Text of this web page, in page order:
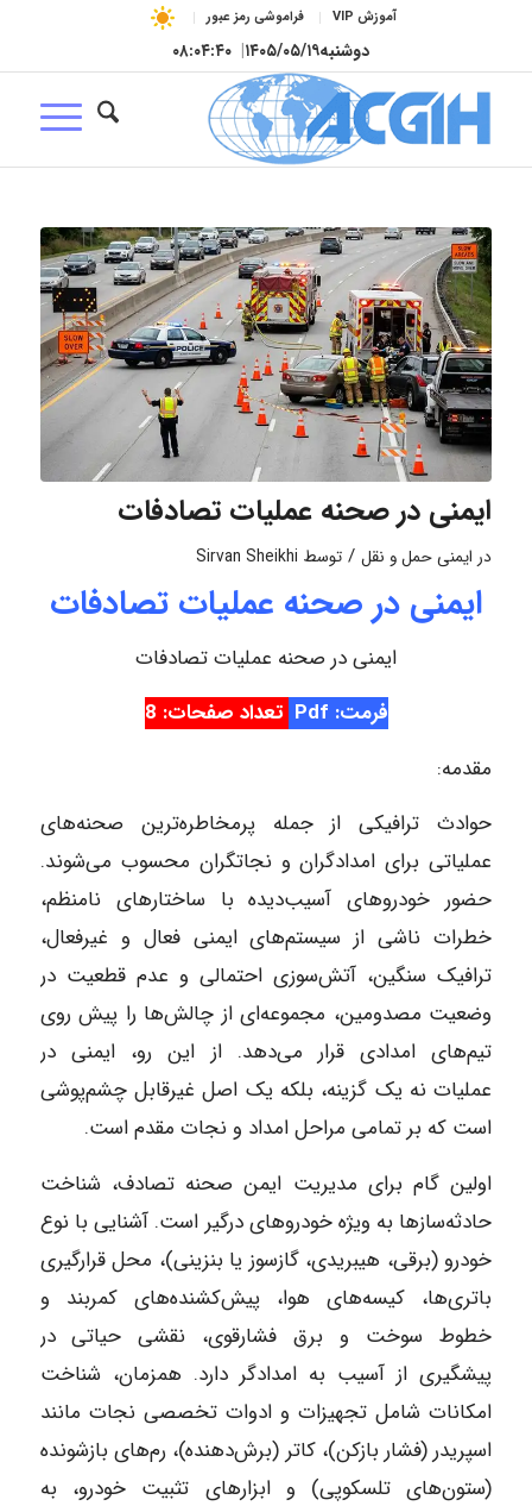
آموزش VIP فراموشی رمز عبور
دوشنبه۱۴۰۵/۰۵/۱۹| ۰۸:۰۴:۴۱
ایمنی در صحنه عملیات تصادفات
در ایمنی حمل و نقل / توسط Sirvan Sheikhi
ایمنی در صحنه عملیات تصادفات
ایمنی در صحنه عملیات تصادفات
فرمت: Pdf
تعداد صفحات: 8
مقدمه:
حوادث ترافیکی از جمله پرمخاطره‌ترین صحنه‌های
عملیاتی برای امدادگران و نجاتگران محسوب می‌شوند.
حضور خودروهای آسیب‌دیده با ساختارهای نامنظم،
خطرات ناشی از سیستم‌های ایمنی فعال و غیرفعال،
ترافیک سنگین، آتش‌سوزی احتمالی و عدم قطعیت در
وضعیت مصدومین، مجموعه‌ای از چالش‌ها را پیش روی
تیم‌های امدادی قرار می‌دهد. از این رو، ایمنی در
عملیات نه یک گزینه، بلکه یک اصل غیرقابل چشم‌پوشی
است که بر تمامی مراحل امداد و نجات مقدم است.
اولین گام برای مدیریت ایمن صحنه تصادف، شناخت
حادثه‌سازها به ویژه خودروهای درگیر است. آشنایی با نوع
خودرو (برقی، هیبریدی، گازسوز یا بنزینی)، محل قرارگیری
باتری‌ها، کیسه‌های هوا، پیش‌کشنده‌های کمربند و
خطوط سوخت و برق فشارقوی، نقشی حیاتی در
پیشگیری از آسیب به امدادگر دارد. همزمان، شناخت
امکانات شامل تجهیزات و ادوات تخصصی نجات مانند
اسپریدر (فشار بازکن)، کاتر (برش‌دهنده)، رم‌های بازشونده
(ستون‌های تلسکوپی) و ابزارهای تثبیت خودرو، به